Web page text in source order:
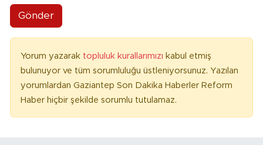
Gönder
Yorum yazarak topluluk kurallarımızı kabul etmiş
bulunuyor ve tüm sorumluluğu üstleniyorsunuz. Yazılan
yorumlardan Gaziantep Son Dakika Haberler Reform
Haber hiçbir şekilde sorumlu tutulamaz.